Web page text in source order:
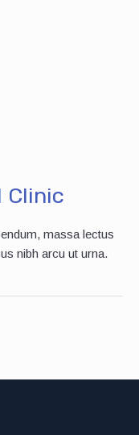
Clinic
massa lectus
nibh arcu ut urna.